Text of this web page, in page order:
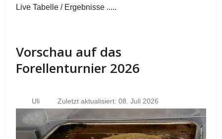
Live Tabelle / Ergebnisse .....
Vorschau auf das
Forellenturnier 2026
Uli Zuletzt aktualisiert: 08. Juli 2026